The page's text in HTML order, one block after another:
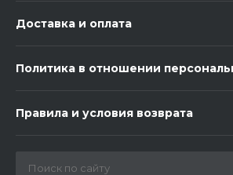
Доставка и оплата
Политика в отношении
Правила и условия возврата